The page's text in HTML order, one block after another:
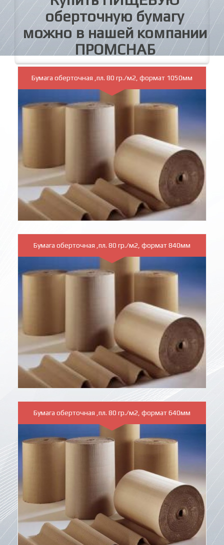
оберточную бумагу
можно в нашей компании
ПРОМСНАБ
Бумага оберточная ,пл. 80 гр./м2, формат 1050мм
Бумага оберточная ,пл. 80 гр./м2, формат 840мм
Бумага оберточная ,пл. 80 гр./м2, формат 640мм